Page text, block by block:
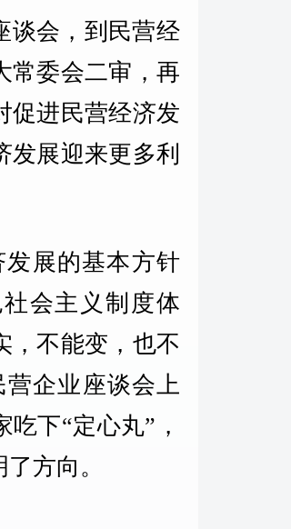
谈会，到民营经
常委会二审，再
促进民营经济发
发展迎来更多利
展的基本方针
会主义制度体
，不能变，也不
企业座谈会上
下“定心丸”，
方向。